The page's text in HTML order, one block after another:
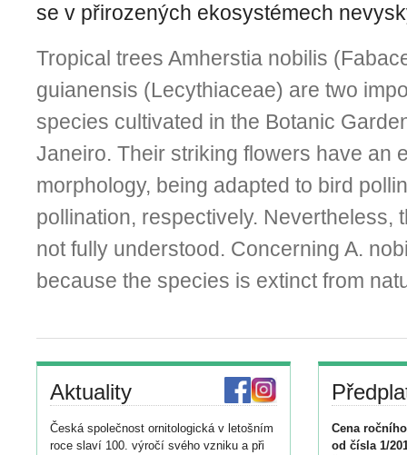
se v přirozených ekosystémech
Tropical trees Amherstia nobilis
guianensis (Lecythiaceae) are two
species cultivated in the Botanic
Janeiro. Their striking flowers have an
morphology, being adapted to bird
pollination, respectively. Nevertheless,
not fully understood. Concerning A.
because the species is extinct from
Aktuality
Česká společnost ornitologická v letošním
roce slaví 100. výročí svého vzniku a při
Cena
od čísla 1/